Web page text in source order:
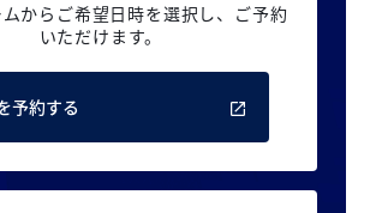
からご希望日時を選択し、 ご予約
いただけます。
予約する